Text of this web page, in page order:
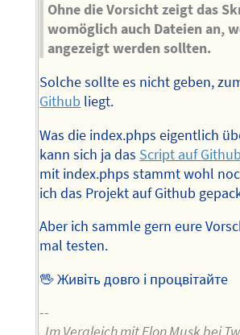
Ohne die Vorsicht zeigt das
womöglich auch Dateien an,
angezeigt werden sollten.
Solche sollte es nicht geben,
Github liegt.
Was die index.phps eigentlich
kann sich ja das Script auf Github
mit index.phps stammt wohl
ich das Projekt auf Github
Aber ich sammle gern eure
mal testen.
🖖 Живіть довго і процвітайте
--